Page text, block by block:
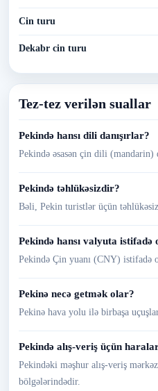
Cin turu
Dekabr cin turu
Tez-tez verilən suallar
Pekində hansı dili danışırlar?
Pekində əsasən çin dili (mandarin)
Pekində təhlükəsizdir?
Bəli, Pekin turistlər üçün
Pekində hansı valyuta istifadə
Pekində Çin yuanı (CNY) istifadə
Pekinə necə getmək olar?
Pekinə hava yolu ilə birbaşa
Pekində alış-veriş üçün
Pekindəki məşhur alış-veriş
bölgələrindədir.